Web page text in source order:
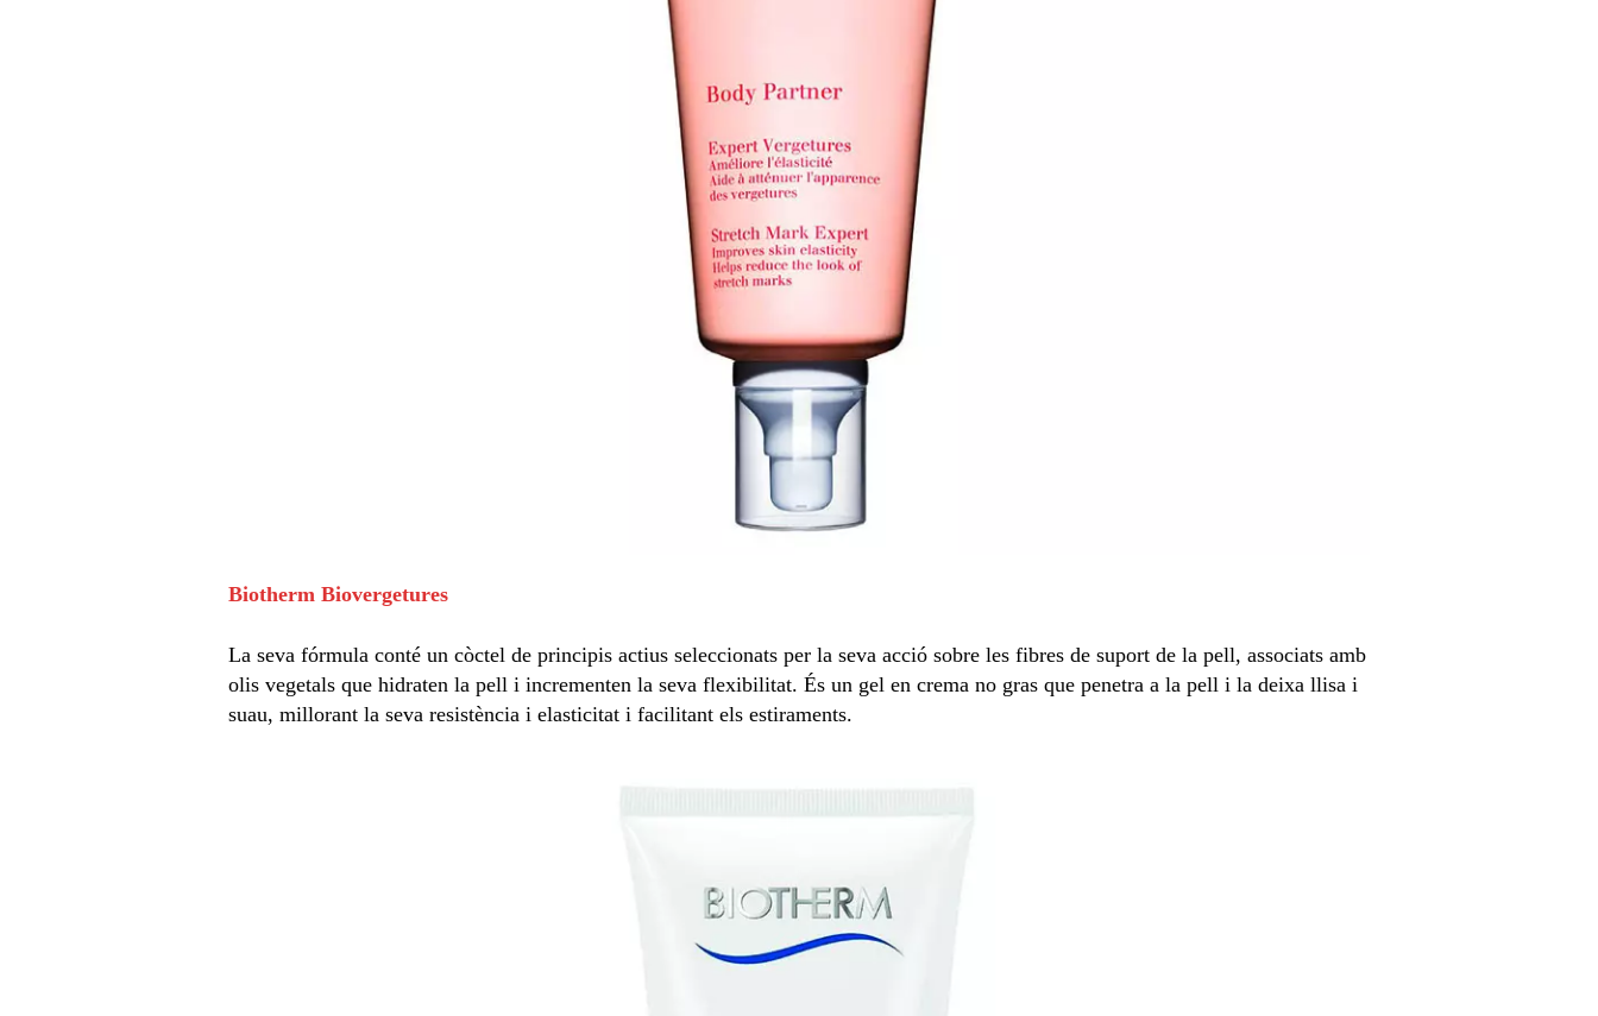
Biotherm Biovergetures
La seva fórmula conté un còctel de principis actius seleccionats per la seva acció sobre les fibres de suport de la pell, associats amb
olis vegetals que hidraten la pell i incrementen la seva flexibilitat. És un gel en crema no gras que penetra a la pell i la deixa llisa i
suau, millorant la seva resistència i elasticitat i facilitant els estiraments.